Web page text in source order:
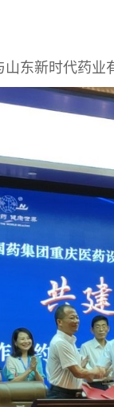
东新时代药业